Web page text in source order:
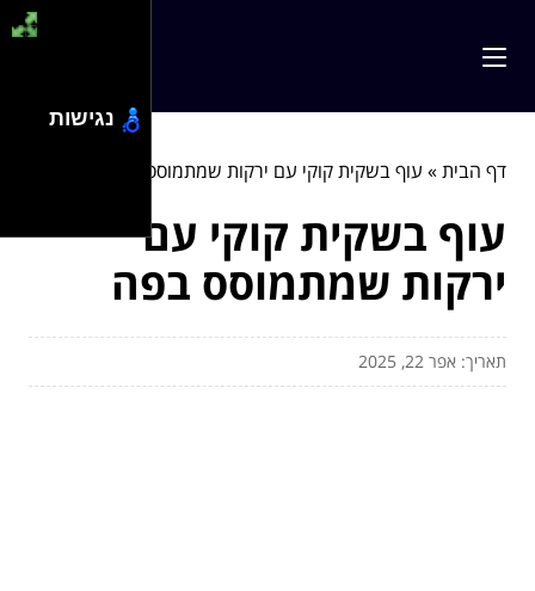
דף הבית» עוף בשקית קוקי עם ירקות שמתמוסס בפה
עוף בשקית קוקי עם
ירקות שמתמוסס בפה
תאריך: אפר 22, 2025
נגישות